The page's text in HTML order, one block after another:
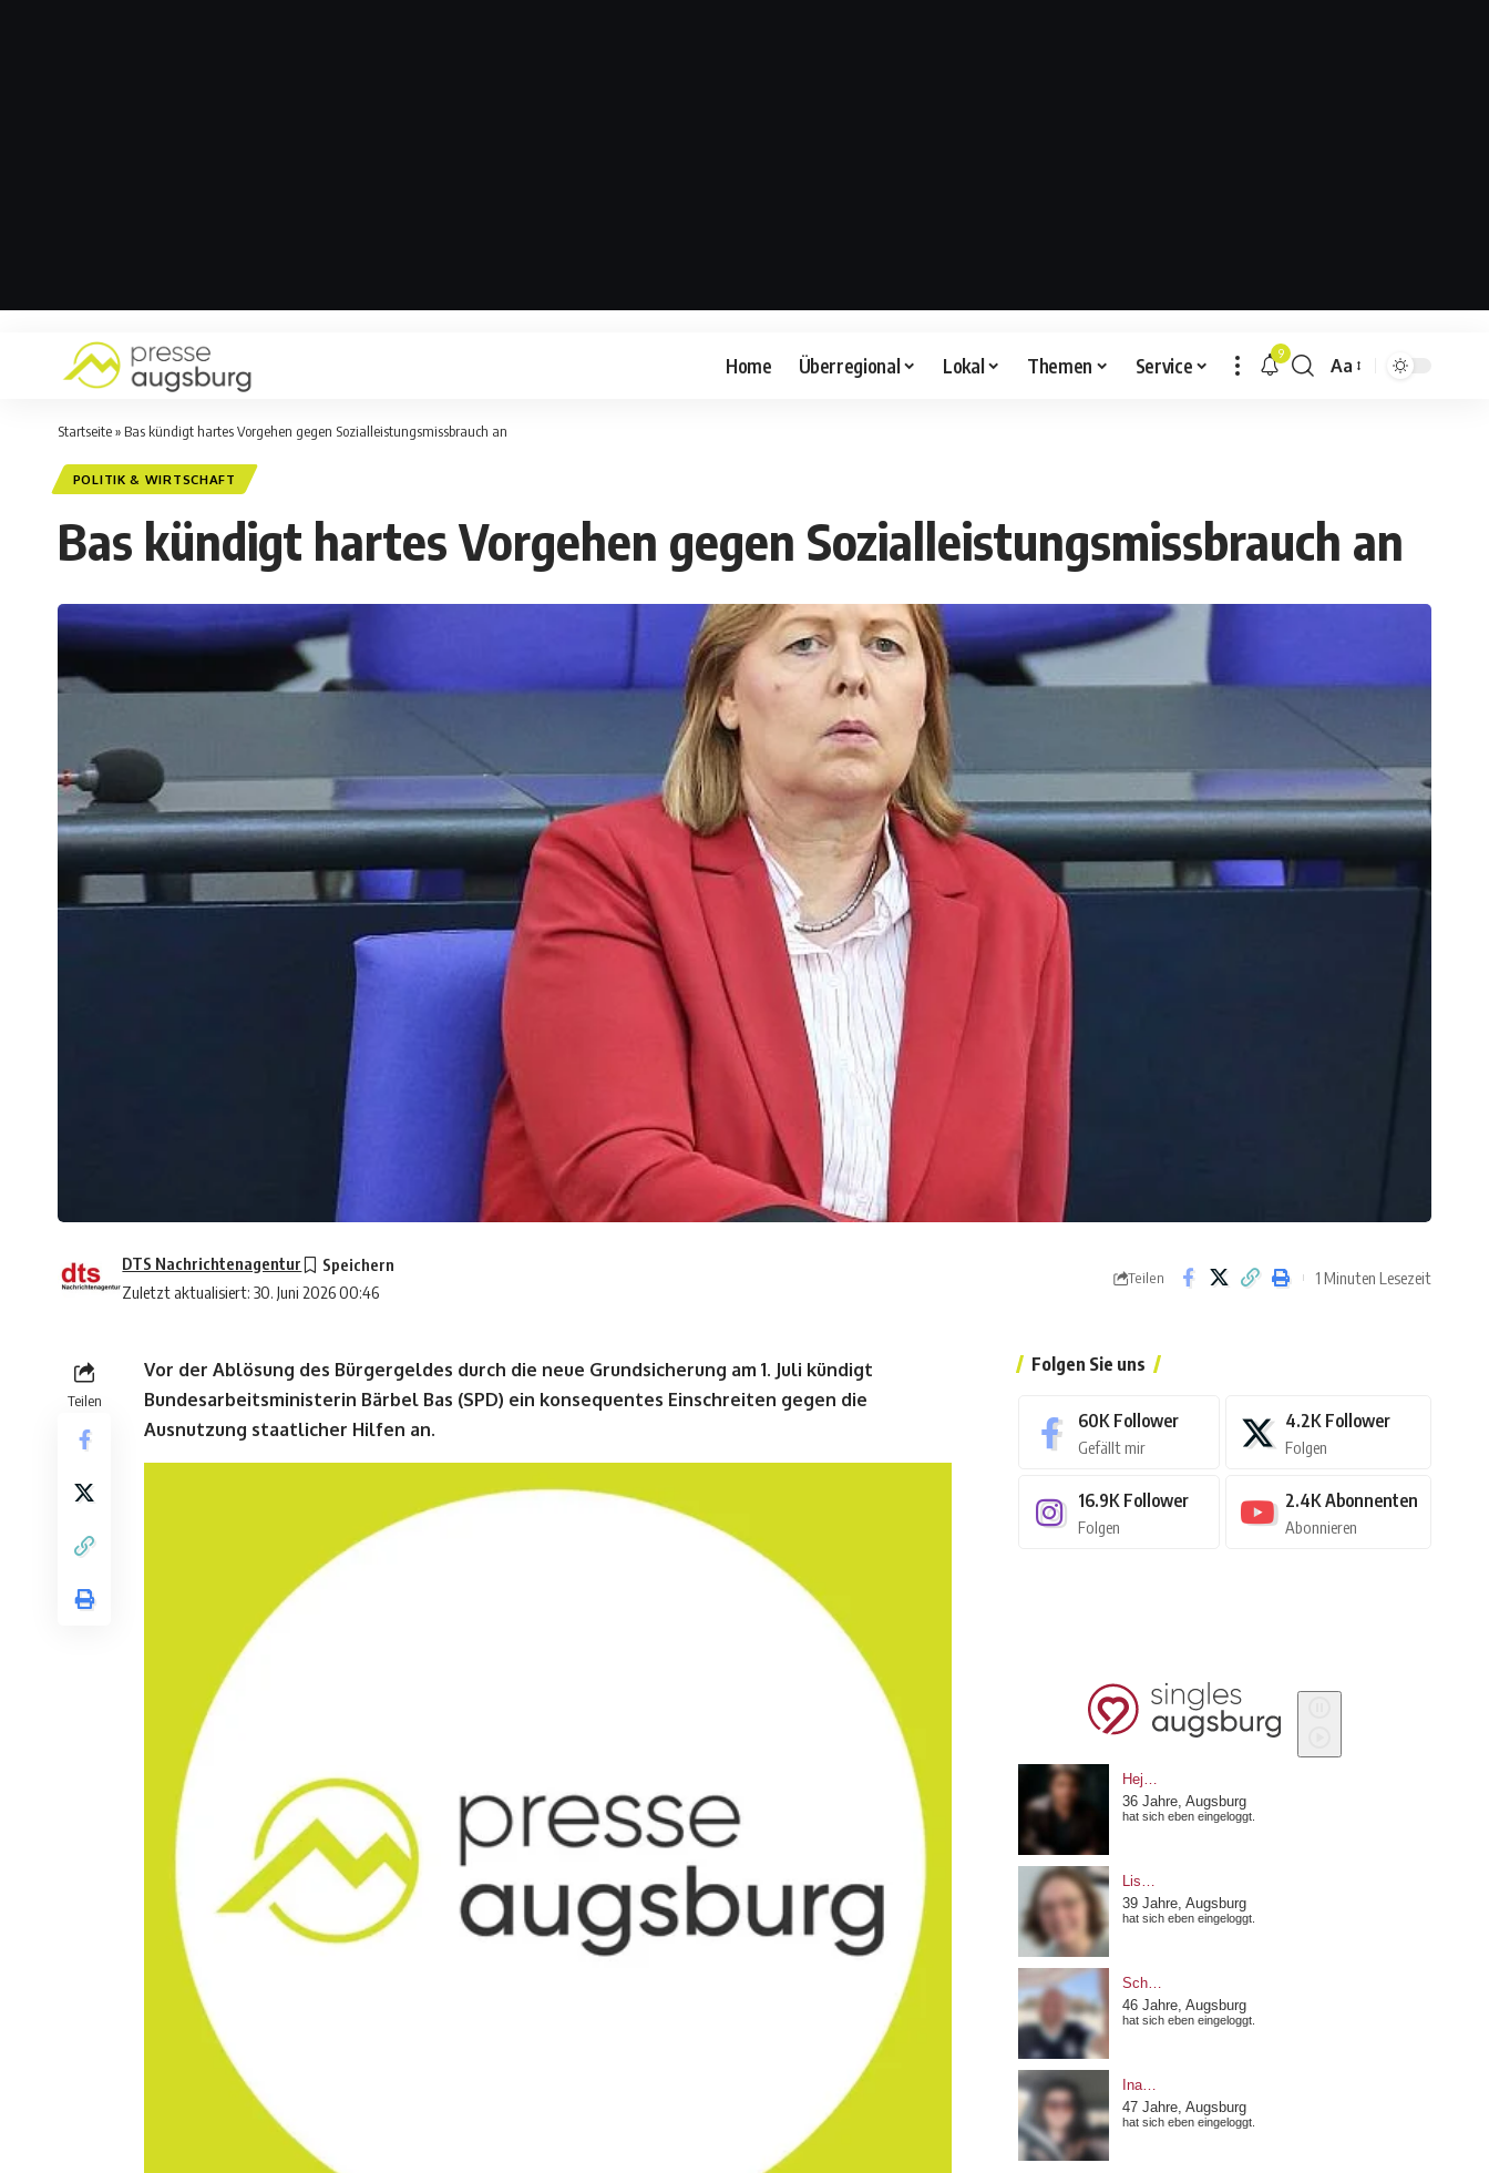
Home Überregional Lokal Themen Service 9
Aa
Startseite» Bas kündigt hartes Vorgehen gegen Sozialleistungsmissbrauch an
POLITIK & WIRTSCHAFT
Bas kündigt hartes Vorgehen gegen Sozialleistungsmissbrauch an
Zuletzt aktualisiert: 30. Juni 2026 00:46
DTS Nachrichtenagentur
Teilen 1 Minuten Lesezeit
Teilen
Vor der Ablösung des Bürgergeldes durch die neue Grundsicherung am 1. Juli kündigt
Bundesarbeitsministerin Bärbel Bas (SPD) ein konsequentes Einschreiten gegen die
Ausnutzung staatlicher Hilfen an.
Folgen Sie uns
60K Follower
Gefällt mir
4.2K Follower
Folgen
16.9K Follower
Folgen
2.4K Abonnenten
Abonnieren